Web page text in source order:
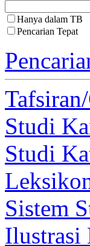
Hanya dalam TB
Pencarian Tepat
Studi
Studi
Sistem
Ilustrasi